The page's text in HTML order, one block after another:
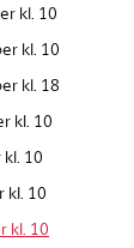
kl. 10
kl. 10
kl. 18
kl. 10
10
kl. 10
kl. 10